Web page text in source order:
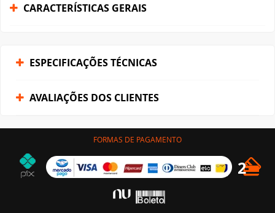
CARACTERÍSTICAS GERAIS
ESPECIFICAÇÕES TÉCNICAS
AVALIAÇÕES DOS CLIENTES
FORMAS DE PAGAMENTO